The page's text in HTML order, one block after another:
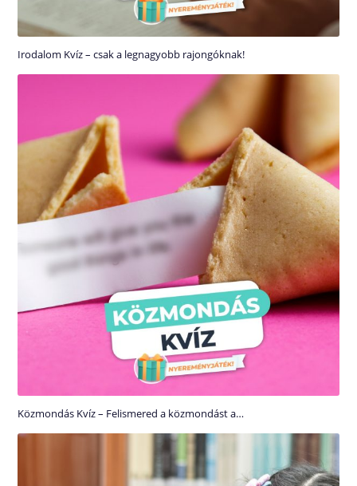
Irodalom Kvíz – csak a legnagyobb rajongóknak!
Közmondás Kvíz – Felismered a közmondást a…